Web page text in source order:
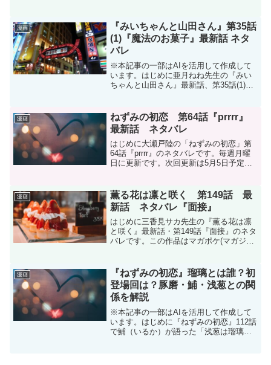
木曜日予定です。現在、コミックスは15
巻まで発売中...
漫画
『みいちゃんと山田さん』第35話
(1)『魔法のお菓子』最新話 ネタ
バレ
※本記事の一部はAIを活用して作成して
います。はじめに亜月ねね先生の『みい
ちゃんと山田さん』最新話、第35話(1)
ケット)オリジナル作品で隔週日曜日に更
新です。次回更...
漫画
ねずみの初恋 第64話『prrrr』
最新話 ネタバレ
はじめに大瀬戸陸の「ねずみの初恋」第
64話『prrrr』のネタバレです。毎週月曜
日に更新です。次回更新は5月5日予定で
話 ｐｒｒｒｒ | ヤンマ...
漫画
薫る花は凛と咲く 第149話 最
新話 ネタバレ『面接』
はじめに三香見サカ先生の『薫る花は凛
と咲く』最新話・第149話『面接』のネタ
バレです。この作品はマガポケ(マガジン
定です。現在、コミックスは16巻まで発
売中です。薫...
漫画
『ねずみの初恋』瑠璃とは誰？初
登場回は？豚磨・鯆・浅葱との関
係を解説
※本記事の一部はAIを活用して作成して
います。はじめに『ねずみの初恋』112話
で鯆（いるか）が語った「浅葱は瑠璃が